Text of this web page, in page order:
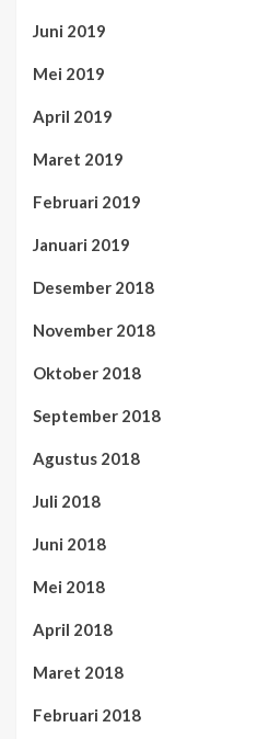
Juni 2019
Mei 2019
April 2019
Maret 2019
Februari 2019
Januari 2019
Desember 2018
November 2018
Oktober 2018
September 2018
Agustus 2018
Juli 2018
Juni 2018
Mei 2018
April 2018
Maret 2018
Februari 2018